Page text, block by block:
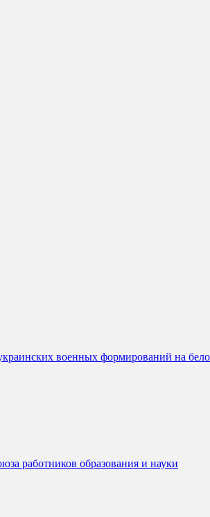
военных формирований на
работников образования и науки